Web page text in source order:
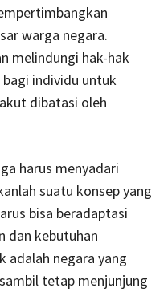
warga negara.
melindungi hak-hak
individu untuk
dibatasi oleh
harus menyadari
suatu konsep yang
bisa beradaptasi
dan kebutuhan
adalah negara yang
tetap menjunjung